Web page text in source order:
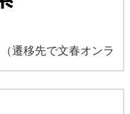
（遷移先で文春オンラ